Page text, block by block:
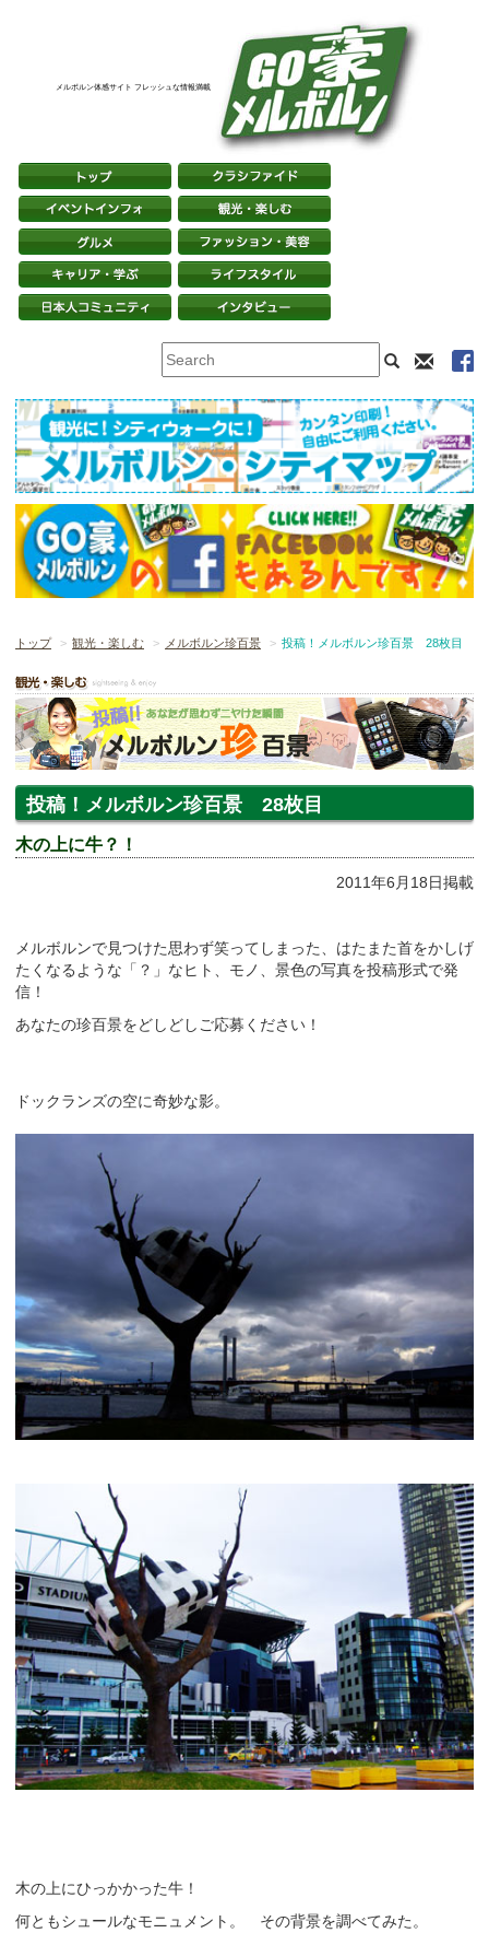
メルボルン体感サイト フレッシュな情報満載
トップ 観光・楽しむ メルボルン珍百景 投稿！メルボルン珍百景 28枚目
投稿！メルボルン珍百景 28枚目
木の上に牛？！
2011年6月18日掲載
メルボルンで見つけた思わず笑ってしまった、はたまた首をかしげ
たくなるような「？」なヒト、モノ、景色の写真を投稿形式で発
信！
あなたの珍百景をどしどしご応募ください！
ドックランズの空に奇妙な影。
木の上にひっかかった牛！
何ともシュールなモニュメント。 その背景を調べてみた。